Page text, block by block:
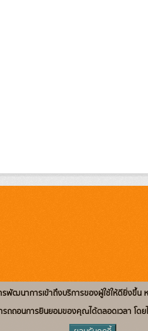
รพัฒนาการเข้าถึงบริการของผู้ใช้ให้ดียิ่งขึ้
ถถอนการยินยอมของคุณได้ตลอดเวลา โด